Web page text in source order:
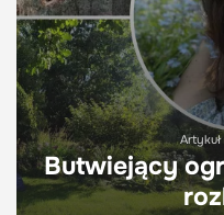
Butwiejący